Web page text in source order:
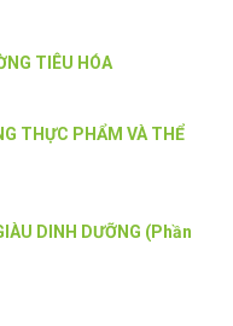
TIÊU HÓA
THỰC PHẨM VÀ THỂ
DINH DƯỠNG (Phần